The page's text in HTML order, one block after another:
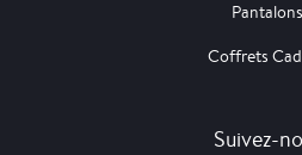
Pantalons
Coffrets
Suivez-